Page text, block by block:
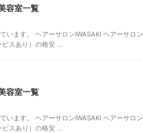
容室一覧
います。 ヘアーサロンIWASAKI ヘアーサロン
スあり）の格安 ...
容室一覧
います。 ヘアーサロンIWASAKI ヘアーサロン
スあり）の格安 ...